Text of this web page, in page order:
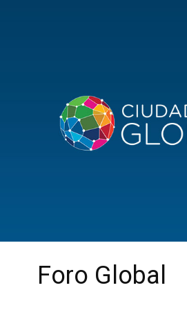
Foro Global